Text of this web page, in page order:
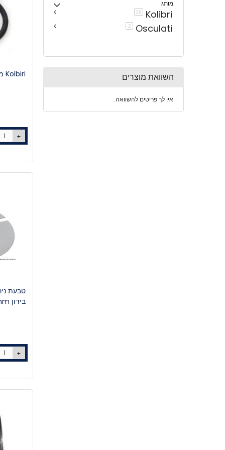
Kolbiri משאבת רגל סטנדרטית - דו כיוונית
+
בידון Grey bow ring 95 x 175 x 22 mm
+
מותג
Kolibri
19
Osculati
2
השוואת מוצרים
אין לך פריטים להשוואה.